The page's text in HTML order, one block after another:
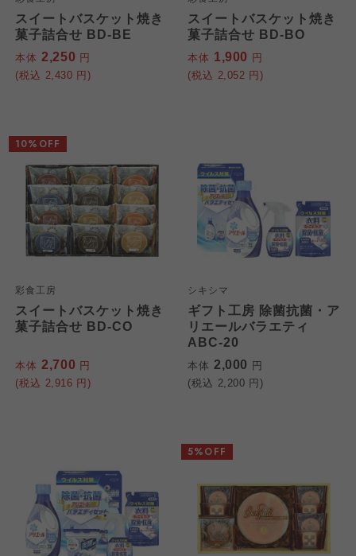
スイートバスケット焼き
菓子詰合せ BD-BE
本体 2,250 円
(税込 2,430 円)
スイートバスケット焼き
菓子詰合せ BD-BO
本体 1,900 円
(税込 2,052 円)
彩食工房
スイートバスケット焼き
菓子詰合せ BD-CO
本体 2,700 円
(税込 2,916 円)
10%OFF
シキシマ
ギフト工房 除菌抗菌・ア
リエールバラエティ
ABC-20
本体 2,000 円
(税込 2,200 円)
5%OFF